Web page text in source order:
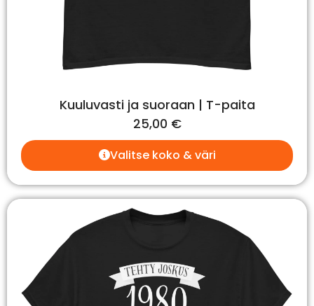
Kuuluvasti ja suoraan | T-paita
25,00 €
Valitse koko & väri